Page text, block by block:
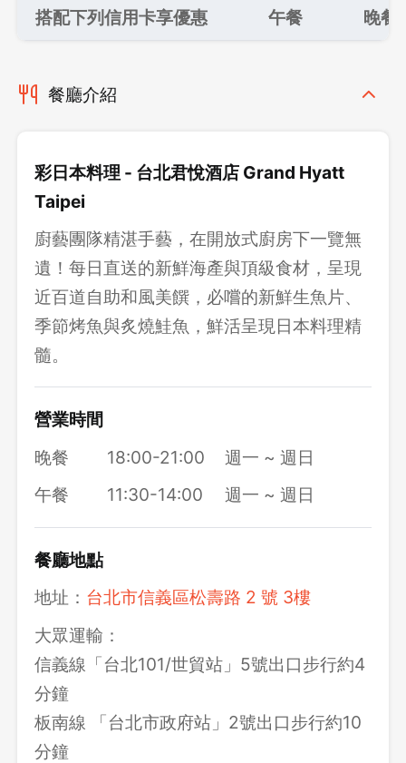
搭配下列信用卡享優惠 午餐 晚餐
餐廳介紹
彩日本料理 - 台北君悅酒店 Grand Hyatt
Taipei
廚藝團隊精湛手藝，在開放式廚房下一覽無
遺！每日直送的新鮮海產與頂級食材，呈現
近百道自助和風美饌，必嚐的新鮮生魚片、
季節烤魚與炙燒鮭魚，鮮活呈現日本料理精
髓。
營業時間
晚餐
18:00-21:00
週一 ~ 週日
午餐
11:30-14:00 週一 ~ 週日
餐廳地點
地址： 台北市信義區松壽路 2 號 3樓
大眾運輸：
信義線「台北101/世貿站」5號出口步行約4
分鐘
板南線 「台北市政府站」2號出口步行約10
分鐘